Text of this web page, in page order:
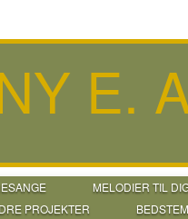
E.
MELODIER TIL
PROJEKTER